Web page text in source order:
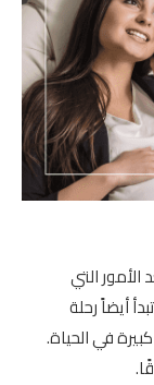
التي
أيضاً رحلة
في الحياة.